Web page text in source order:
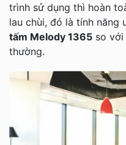
trình sử dụng thì hoàn
lau chùi, đó là tính năng
tấm Melody 1365 so
thường.